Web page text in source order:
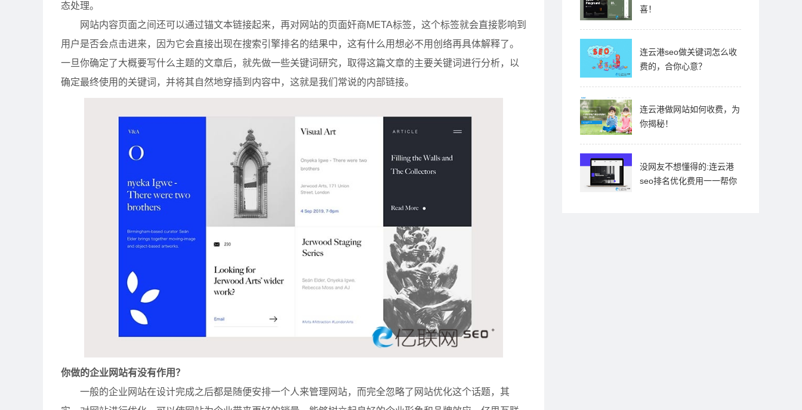
态处理。
网站内容页面之间还可以通过锚文本链接起来，再对网站的页面奸商META标签，这个标签就会直接影响到
用户是否会点击进来，因为它会直接出现在搜索引擎排名的结果中，这有什么用想必不用创络再具体解释了。
一旦你确定了大概要写什么主题的文章后，就先做一些关键词研究，取得这篇文章的主要关键词进行分析，以
确定最终使用的关键词，并将其自然地穿插到内容中，这就是我们常说的内部链接。
你做的企业网站有没有作用？
一般的企业网站在设计完成之后都是随便安排一个人来管理网站，而完全忽略了网站优化这个话题，其
喜！
连云港seo做关键词怎么收
费的，合你心意？
连云港做网站如何收费，为
你揭秘！
没网友不想懂得的:连云港
seo排名优化费用一一帮你